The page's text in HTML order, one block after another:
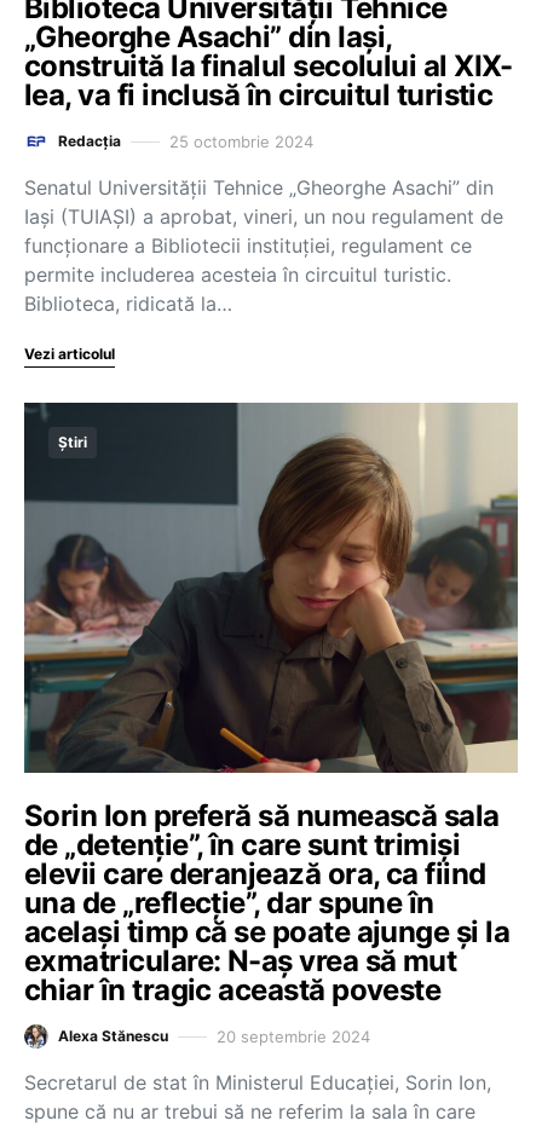
Biblioteca Universității Tehnice
„Gheorghe Asachi” din Iași,
construită la finalul secolului al XIX-
lea, va fi inclusă în circuitul turistic
Redacția 25 octombrie 2024
Senatul Universității Tehnice „Gheorghe Asachi” din
Iași (TUIAȘI) a aprobat, vineri, un nou regulament de
funcționare a Bibliotecii instituției, regulament ce
permite includerea acesteia în circuitul turistic.
Biblioteca, ridicată la…
Vezi articolul
Știri
Sorin Ion preferă să numească sala
de „detenție”, în care sunt trimiși
elevii care deranjează ora, ca fiind
una de „reflecție”, dar spune în
același timp că se poate ajunge și la
exmatriculare: N-aș vrea să mut
chiar în tragic această poveste
Alexa Stănescu 20 septembrie 2024
Secretarul de stat în Ministerul Educației, Sorin Ion,
spune că nu ar trebui să ne referim la sala în care